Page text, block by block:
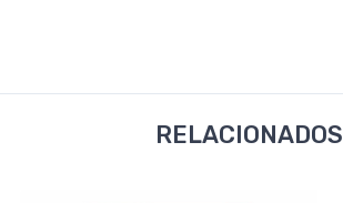
RELACIONADOS